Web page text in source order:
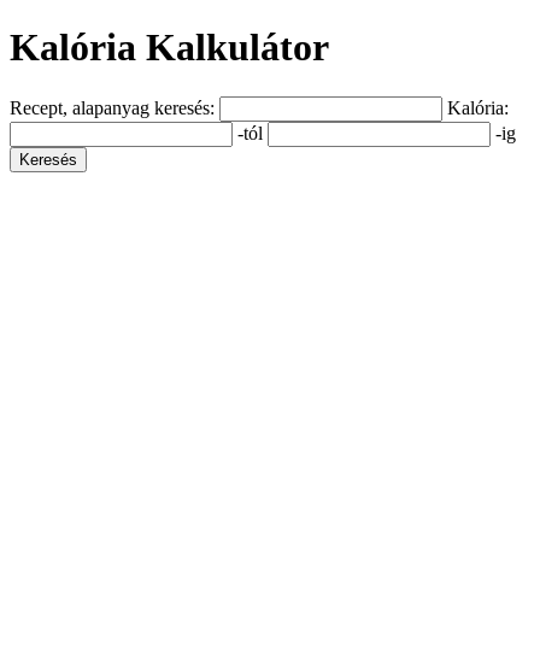
Kalória Kalkulátor
Recept, alapanyag keresés:
Kalória:
-tól
-ig